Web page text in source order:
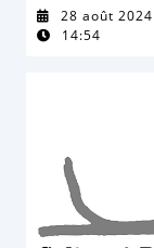
28 août 2024
14:54